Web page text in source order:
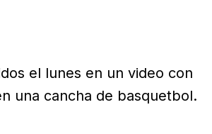
el lunes en un video con
una cancha de basquetbol.